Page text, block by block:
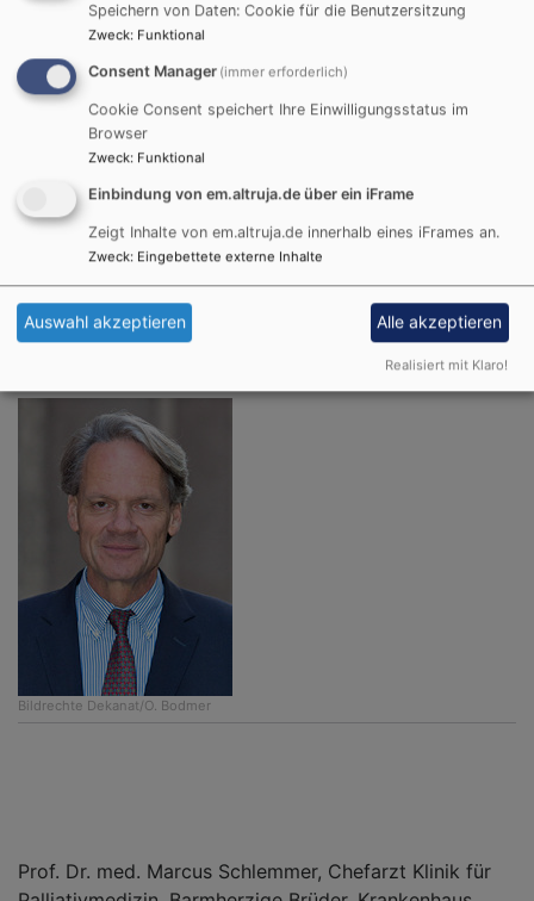
Bildrechte
Dr. Andreas Römer, Klinik für Physikalische Medizin,
Frührehabilitation und Geriatrie, München Klinik
Schwabing
Bildrechte Dekanat/O. Bodmer
Prof. Dr. med. Marcus Schlemmer, Chefarzt Klinik für
Speichern von Daten: Cookie für die Benutzersitzung
Zweck: Funktional
Consent Manager (immer erforderlich)
Cookie Consent speichert Ihre Einwilligungsstatus im
Browser
Zweck: Funktional
Einbindung von em.altruja.de über ein iFrame
Zeigt Inhalte von em.altruja.de innerhalb eines iFrames an.
Zweck: Eingebettete externe Inhalte
Auswahl akzeptieren Alle akzeptieren
Realisiert mit Klaro!